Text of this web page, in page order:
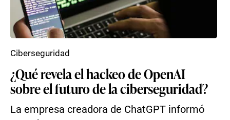
¿Qué revela el hackeo de OpenAI
sobre el futuro de la ciberseguridad?
La empresa creadora de ChatGPT informó
Ciberseguridad